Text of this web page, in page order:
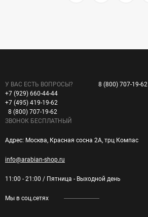
У ВАС ЕСТЬ ВОПРОСЫ?
+7 (929) 660-44-44
+7 (495) 419-19-62
8 (800) 707-19-62
ЗВОНОК БЕСПЛАТНЫЙ
8 (800) 707-19-62
Адрес: Москва, Красная сосна 2А, трц Компас
info@arabian-shop.ru
11:00 - 21:00 / Пятница - Выходной день
Мы в соц.сетях